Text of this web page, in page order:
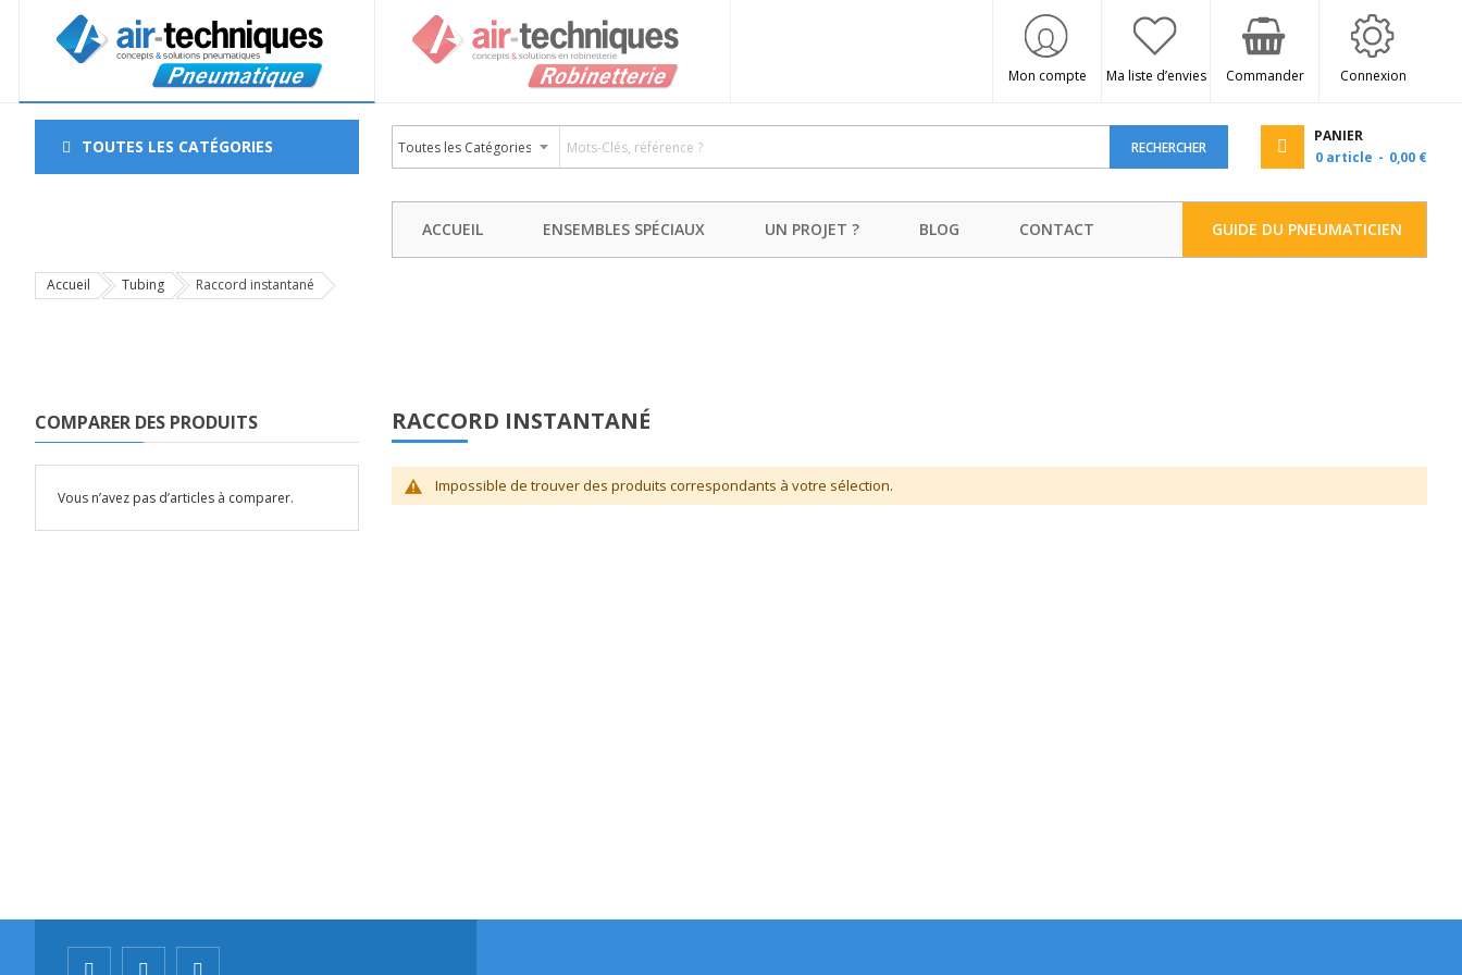
Mon compte Ma liste d’envies Commander Connexion
TOUTES LES CATÉGORIES RECHERCHER
PANIER
0article 0,00 €
ACCUEIL ENSEMBLES SPÉCIAUX UN PROJET ? BLOG CONTACT GUIDE DU PNEUMATICIEN
Accueil Tubing Raccord instantané
RACCORD INSTANTANÉ
Impossible de trouver des produits correspondants à votre sélection.
COMPARER DES PRODUITS
Vous n’avez pas d’articles à comparer.